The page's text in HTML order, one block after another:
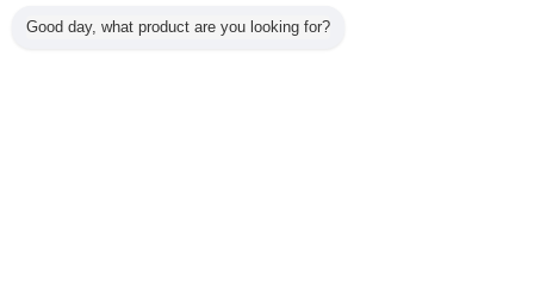
Good day, what product are you looking for?